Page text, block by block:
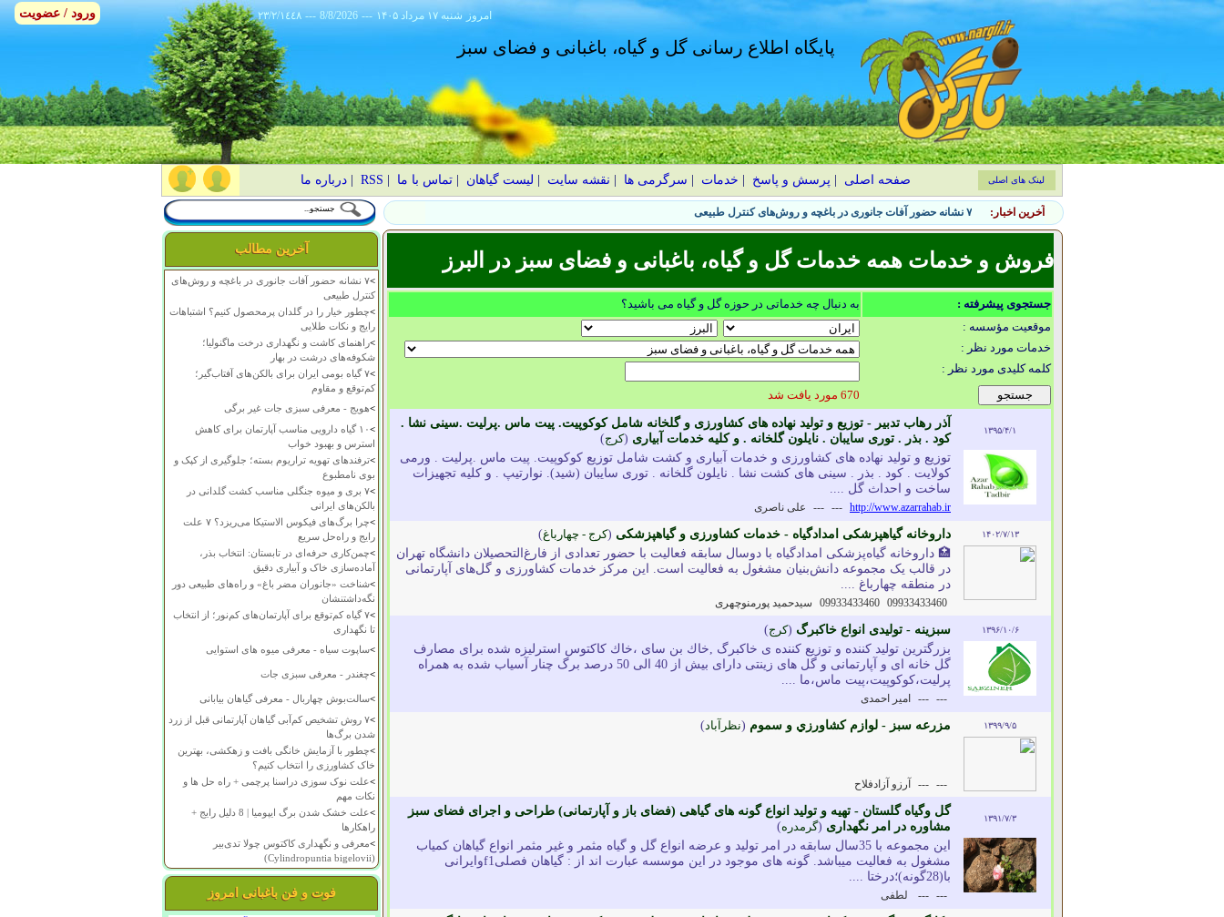
٢٣/٢/١٤٤٨ --- 8/8/2026 --- ۱۴۰۵ شنبه ۱۷ مرداد امروز
پایگاه اطلاع رسانی گل و گیاه، باغبانی و فضای سبز
صفحه اصلی پرسش و پاسخ خدمات سرگرمی ها نقشه سایت لیست گیاهان |تماس با ما RSS
|درباره ما لینک های اصلی
آخرین اخبار: ۷ نشانه حضور آفات جانوری در باغچه و روش‌های کنترل طبیعی
آخرین مطالب
>
۷ نشانه حضور آفات جانوری در باغچه و روش‌های
کنترل طبیعی
>چطور خیار را در گلدان پرمحصول کنیم؟ اشتباهات
رایج و نکات طلایی
>راهنمای کاشت و نگهداری درخت ماگنولیا؛
شکوفه‌های درشت در بهار
>
۷ گیاه بومی ایران برای بالکن‌های آفتاب‌گیر؛
کم‌توقع و مقاوم
>هویج - معرفی سبزی جات غیر برگی
>
۱۰ گیاه دارویی مناسب آپارتمان برای کاهش
استرس و بهبود خواب
>ترفندهای تهویه تراریوم بسته؛ جلوگیری از کپک و
بوی نامطبوع
>
۷ بری و میوه جنگلی مناسب کشت گلدانی در
بالکن‌های ایرانی
>
چرا برگ‌های فیکوس الاستیکا می‌ریزد؟ ۷ علت
رایج و راه‌حل سریع
>چمن‌کاری حرفه‌ای در تابستان: انتخاب بذر،
آماده‌سازی خاک و آبیاری دقیق
>شناخت «جانوران مضر باغ» و راه‌های طبیعی دور
نگه‌داشتنشان
>
۷ گیاه کم‌توقع برای آپارتمان‌های کم‌نور؛ از انتخاب
تا نگهداری
>ساپوت سیاه - معرفی میوه های استوایی
>چغندر - معرفی سبزی جات
>سالت‌بوش چهاربال - معرفی گیاهان بیابانی
>
۷ روش تشخیص کم‌آبی گیاهان آپارتمانی قبل از زرد
شدن برگ‌ها
>چطور با آزمایش خانگی بافت و زهکشی، بهترین
خاک کشاورزی را انتخاب کنیم؟
>علت نوک سوزی دراسنا پرچمی + راه حل ها و
نکات مهم
>
علت خشک شدن برگ ایپومیا | 8 دلیل رایج +
راهکارها
>معرفی و نگهداری کاکتوس چولا تدی‌بیر
(Cylindropuntia bigelovii)
فوت و فن باغبانی امروز
فروش و خدمات همه خدمات گل و گیاه، باغبانی و فضای سبز در البرز
جستجوی پیشرفته :
به دنبال چه خدماتی در حوزه گل و گیاه می باشید؟
موقعیت مؤسسه :
خدمات مورد نظر :
کلمه کلیدی مورد نظر :
670 مورد یافت شد
۱۳۹۵/۴/۱
آذر رهاب تدبیر - توزیع و تولید نهاده های کشاورزی و گلخانه شامل کوکوپیت. پیت ماس .پرلیت .سینی نشا .
کود . بذر . توری سایبان . نایلون گلخانه . و کلیه خدمات آبیاری (کرج)
توزیع و تولید نهاده های کشاورزی و خدمات آبیاری و کشت شامل توزیع کوکوپیت. پیت ماس .پرلیت . ورمی
کولایت . کود . بذر . سینی های کشت نشا . نایلون گلخانه . توری سایبان (شید). نوارتیپ . و کلیه تجهیزات
ساخت و احداث گل ....
http://www.azarrahab.ir
---
--- علی ناصری
۱۴۰۲/۷/۱۳ داروخانه گیاهپزشکی امدادگیاه - خدمات کشاورزی و گیاهپزشکی (کرج - چهارباغ)
🏥 داروخانه گیاه‌پزشکی امدادگیاه با دوسال سابقه فعالیت با حضور تعدادی از فارغ‌التحصیلان دانشگاه تهران
در قالب یک مجموعه دانش‌بنیان مشغول به فعالیت است. این مرکز خدمات کشاورزی و گل‌های آپارتمانی
در منطقه چهارباغ ....
09933433460
09933433460 سیدحمید پورمنوچهری
۱۳۹۶/۱۰/۶ سبزینه - تولیدى انواع خاکبرگ (كرج)
بزرگترین تولید کننده و توزیع کننده ی خاکبرگ ,خاك بن ساى ،خاك كاكتوس استرلیزه شده برای مصارف
گل خانه ای و آپارتمانی و گل های زینتی دارای بیش از 40 الی 50 درصد برگ چنار آسیاب شده به همراه
پرلیت،كوكوپيت،پيت ماس،ما ....
---
--- امير احمدى
۱۳۹۹/۹/۵ مزرعه سبز - لوازم کشاورزي و سموم (نظرآباد)
---
--- آرزو آزادفلاح
۱۳۹۱/۷/۳
گل وگیاه گلستان - تهیه و تولید انواع گونه های گیاهی (فضای باز و آپارتمانی) طراحی و اجرای فضای سبز
مشاوره در امر نگهداری (گرمدره)
این مجموعه با 35سال سابقه در امر تولید و عرضه انواع گل و گیاه مثمر و غیر مثمر انواع گیاهان کمیاب
مشغول به فعالیت میباشد. گونه های موجود در این موسسه عبارت اند از : گیاهان فصلیf1وایرانی
با(28گونه)؛درختا ....
---
--- لطفی
ورود / عضویت